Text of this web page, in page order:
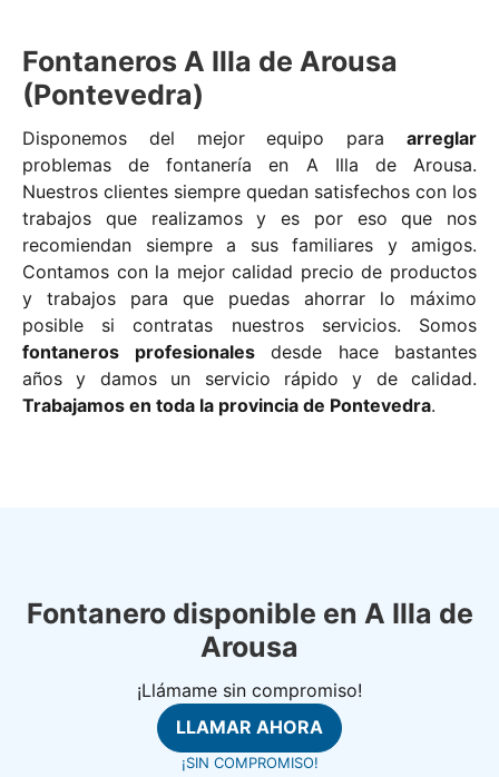
Fontaneros A Illa de Arousa
(Pontevedra)
Disponemos del mejor equipo para arreglar
problemas de fontanería en A Illa de Arousa.
Nuestros clientes siempre quedan satisfechos con los
trabajos que realizamos y es por eso que nos
recomiendan siempre a sus familiares y amigos.
Contamos con la mejor calidad precio de productos
y trabajos para que puedas ahorrar lo máximo
posible si contratas nuestros servicios. Somos
fontaneros profesionalesdesde hace bastantes
años y damos un servicio rápido y de calidad.
Trabajamos en toda la provincia de Pontevedra.
Fontanero disponible en A Illa de
Arousa
¡Llámame sin compromiso!
LLAMAR AHORA
¡SIN COMPROMISO!